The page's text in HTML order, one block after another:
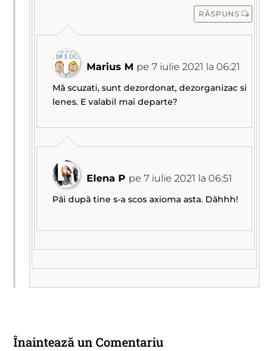
RĂSPUNS
Marius M pe 7 iulie 2021 la 06:21
Mă scuzati, sunt dezordonat, dezorganizac si
lenes. E valabil mai departe?
Elena P pe 7 iulie 2021 la 06:51
Păi după tine s-a scos axioma asta. Dăhhh!
Înaintează un Comentariu